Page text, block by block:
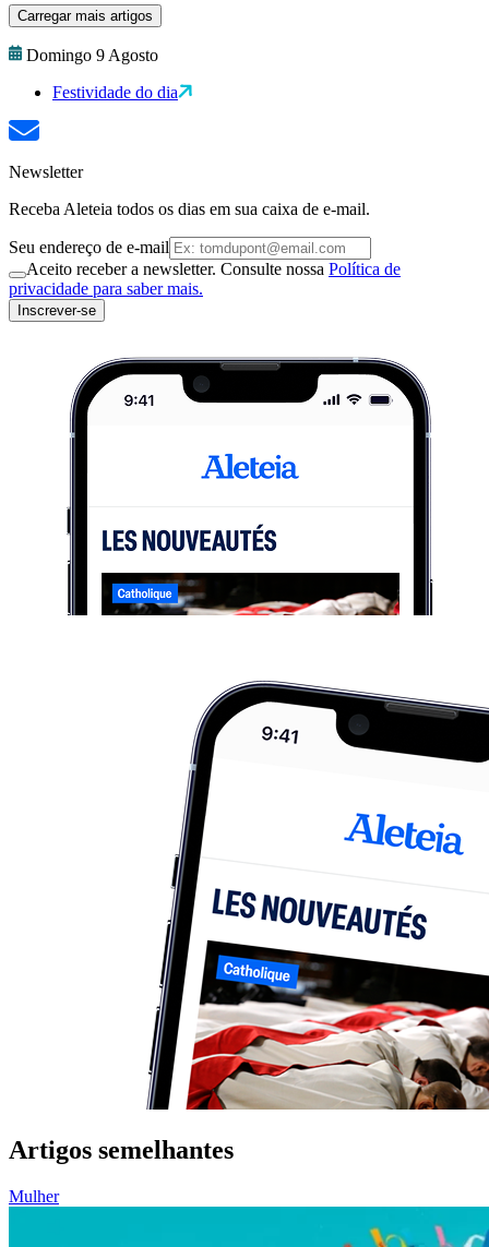
Carregar mais artigos
Domingo 9 Agosto
Festividade do dia
Newsletter
Receba Aleteia todos os dias em sua caixa de e-mail.
Seu endereço de e-mail
Aceito receber a newsletter. Consulte nossa Política de
privacidade para saber mais.
Inscrever-se
Artigos semelhantes
Mulher